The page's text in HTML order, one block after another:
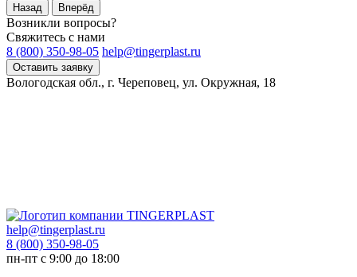
Назад
Вперёд
Возникли вопросы?
Свяжитесь с нами
8 (800) 350-98-05 help@tingerplast.ru
Оставить заявку
Вологодская обл., г. Череповец, ул. Окружная, 18
help@tingerplast.ru
8 (800) 350-98-05
пн-пт c 9:00 до 18:00